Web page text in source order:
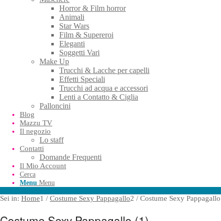
Horror & Film horror
Animali
Star Wars
Film & Supereroi
Eleganti
Soggetti Vari
Make Up
Trucchi & Lacche per capelli
Effetti Speciali
Trucchi ad acqua e accessori
Lenti a Contatto & Ciglia
Palloncini
Blog
Mazzu TV
Il negozio
Lo staff
Contatti
Domande Frequenti
Il Mio Account
Cerca
Menu Menu
Sei in: Home1 / Costume Sexy Pappagallo2 / Costume Sexy